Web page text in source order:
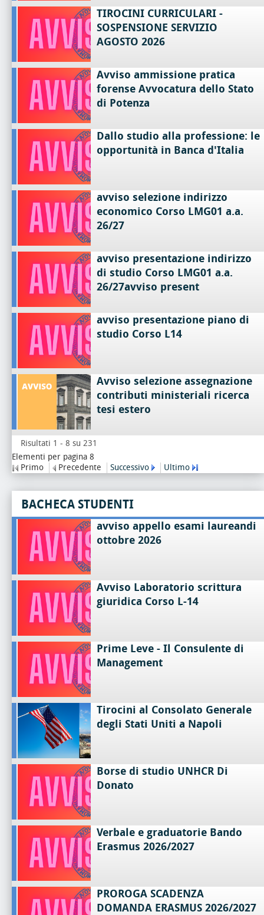
TIROCINI CURRICULARI -
SOSPENSIONE SERVIZIO
AGOSTO 2026
Avviso ammissione pratica
forense Avvocatura dello Stato
di Potenza
Dallo studio alla professione: le
opportunità in Banca d'Italia
avviso selezione indirizzo
economico Corso LMG01 a.a.
26/27
avviso presentazione indirizzo
di studio Corso LMG01 a.a.
26/27avviso present
avviso presentazione piano di
studio Corso L14
Avviso selezione assegnazione
contributi ministeriali ricerca
tesi estero
Risultati 1 - 8 su 231
Elementi per pagina 8
Primo
Precedente Successivo Ultimo
BACHECA STUDENTI
avviso appello esami laureandi
ottobre 2026
Avviso Laboratorio scrittura
giuridica Corso L-14
Prime Leve - Il Consulente di
Management
Tirocini al Consolato Generale
degli Stati Uniti a Napoli
Borse di studio UNHCR Di
Donato
Verbale e graduatorie Bando
Erasmus 2026/2027
PROROGA SCADENZA
DOMANDA ERASMUS 2026/2027